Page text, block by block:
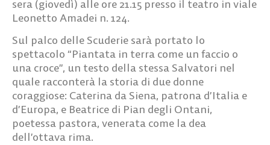
sera (giovedì) alle ore 21.15 presso il teatro in viale
Leonetto Amadei n. 124.
Sul palco delle Scuderie sarà portato lo
spettacolo “Piantata in terra come un faccio o
una croce”, un testo della stessa Salvatori nel
quale racconterà la storia di due donne
coraggiose: Caterina da Siena, patrona d’Italia e
d’Europa, e Beatrice di Pian degli Ontani,
poetessa pastora, venerata come la dea
dell’ottava rima.